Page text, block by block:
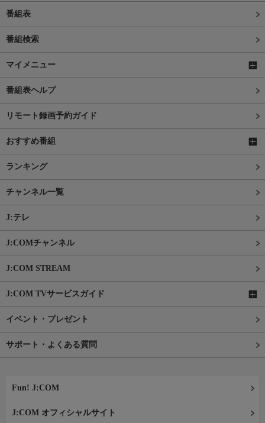
番組表
番組検索
マイメニュー
番組表ヘルプ
リモート録画予約ガイド
おすすめ番組
ランキング
チャンネル一覧
J:テレ
J:COMチャンネル
J:COM STREAM
J:COM TVサービスガイド
イベント・プレゼント
サポート・よくある質問
Fun! J:COM
J:COM オフィシャルサイト